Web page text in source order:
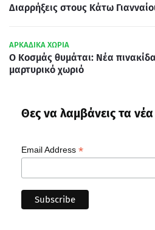
Διαρρήξεις στους Κάτω
ΑΡΚΑΔΙΚΑ ΧΩΡΙΑ
Ο Κοσμάς θυμάται: Νέα
μαρτυρικό χωριό
Θες να λαμβάνεις τα
Email Address *